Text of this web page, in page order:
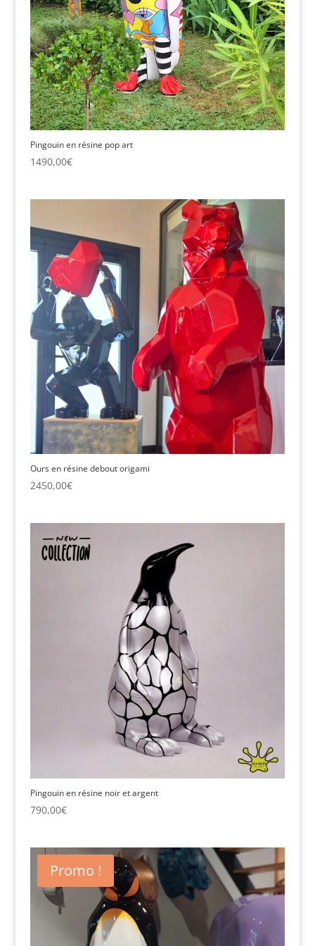
Pingouin en résine pop art
1490,00€
Ours en résine debout origami
2450,00€
Pingouin en résine noir et argent
790,00€
Promo !